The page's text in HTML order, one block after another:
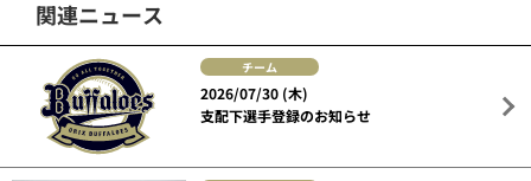
関連ニュース
チーム
2026/07/30 (木)
支配下選手登録のお知らせ